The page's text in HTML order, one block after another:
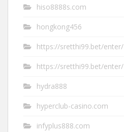
hiso8888s.com
hongkong456
https://sretthi99.bet/enter/
https://sretthi99.bet/enter/
hydra888
hyperclub-casino.com
infyplus888.com